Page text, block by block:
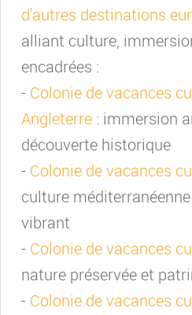
d'autres destinations
alliant culture,
encadrées :
- Colonie de vacances
Angleterre : immersion
découverte historique
- Colonie de vacances
culture
vibrant
- Colonie de vacances
nature préservée et
- Colonie de vacances